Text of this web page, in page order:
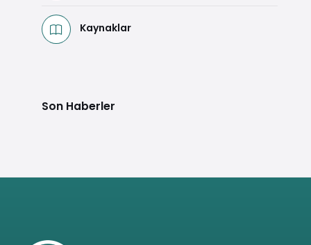
Kaynaklar
Son Haberler